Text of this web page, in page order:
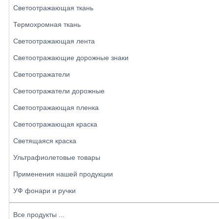
Светоотражающая ткань
Термохромная ткань
Светоотражающая лента
Светоотражающие дорожные знаки
Светоотражатели
Светоотражатели дорожные
Светоотражающая пленка
Светоотражающая краска
Светящаяся краска
Ультрафиолетовые товары
Применения нашей продукции
УФ фонари и ручки
Все продукты ...